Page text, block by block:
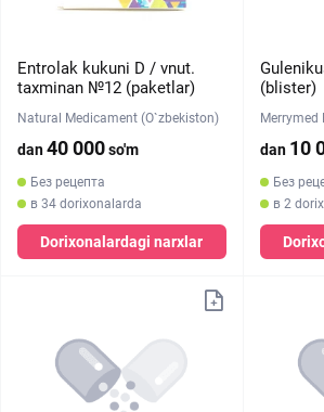
Entrolak kukuni D / vnut.
taxminan №12 (paketlar)
Natural Medicament (O`zbekiston)
dan40 000so'm
Без рецепта
в 34 dorixonalarda
Dorixonalardagi narxlar
(blister)
Merrymed
dan 10
Без
в 2